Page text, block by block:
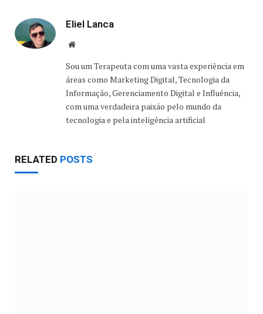
Eliel Lanca
Website
Sou um Terapeuta com uma vasta experiência em
áreas como Marketing Digital, Tecnologia da
Informação, Gerenciamento Digital e Influência,
com uma verdadeira paixão pelo mundo da
tecnologia e pela inteligência artificial
RELATED POSTS